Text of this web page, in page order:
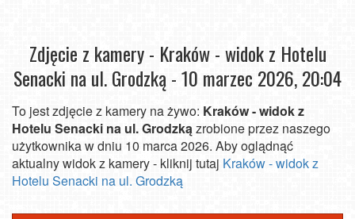
Zdjęcie z kamery - Kraków - widok z Hotelu
Senacki na ul. Grodzką -10 marzec 2026, 20:04
To jest zdjęcie z kamery na żywo: Kraków - widok z
Hotelu Senacki na ul. Grodzkązrobione przez naszego
użytkownika w dniu 10 marca 2026. Aby oglądnąć
aktualny widok z kamery - kliknij tutaj Kraków - widok z
Hotelu Senacki na ul. Grodzką